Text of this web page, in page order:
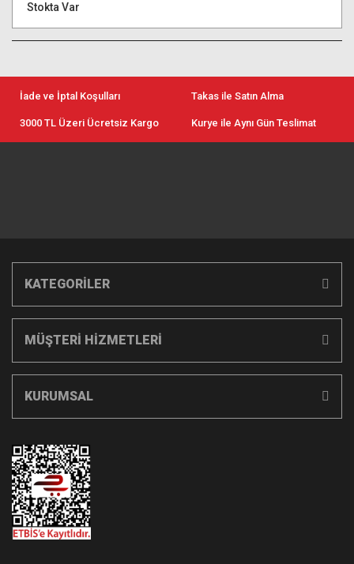
Stokta Var
İade ve İptal Koşulları Takas ile Satın Alma
3000 TL Üzeri Ücretsiz Kargo Kurye ile Aynı Gün Teslimat
KATEGORİLER
MÜŞTERİ HİZMETLERİ
KURUMSAL